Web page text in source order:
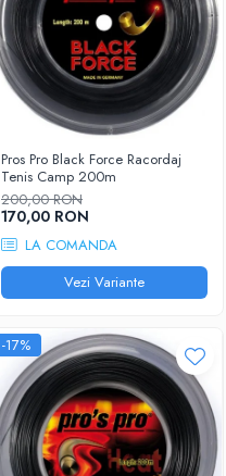
Pros Pro Black Force Racordaj
Tenis Camp 200m
200,00 RON
170,00 RON
LA COMANDA
Vezi Variante
-17%